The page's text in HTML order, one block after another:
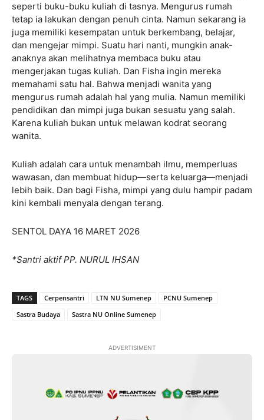
seperti buku-buku kuliah di tasnya. Mengurus rumah
tetap ia lakukan dengan penuh cinta. Namun sekarang ia
juga memiliki kesempatan untuk berkembang, belajar,
dan mengejar mimpi. Suatu hari nanti, mungkin anak-
anaknya akan melihatnya membaca buku atau
mengerjakan tugas kuliah. Dan Fisha ingin mereka
memahami satu hal. Bahwa menjadi wanita yang
mengurus rumah adalah hal yang mulia. Namun memiliki
pendidikan dan mimpi juga bukan sesuatu yang salah.
Karena kuliah bukan untuk melawan kodrat seorang
wanita.
Kuliah adalah cara untuk menambah ilmu, memperluas
wawasan, dan membuat hidup—serta keluarga—menjadi
lebih baik. Dan bagi Fisha, mimpi yang dulu hampir padam
kini kembali menyala dengan terang.
SENTOL DAYA 16 MARET 2026
*Santri aktif PP. NURUL IHSAN
TAGS Cerpensantri LTN NU Sumenep
PCNU Sumenep
Sastra Budaya
Sastra NU Online Sumenep
ADVERTISIMENT